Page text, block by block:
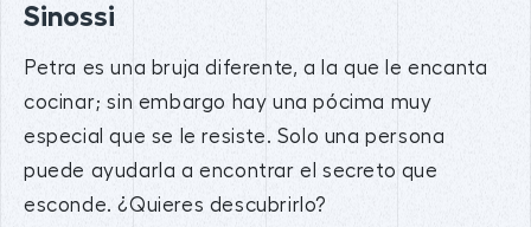
Sinossi
Petra es una bruja diferente, a la que le encanta
cocinar; sin embargo hay una pócima muy
especial que se le resiste. Solo una persona
puede ayudarla a encontrar el secreto que
esconde. ¿Quieres descubrirlo?